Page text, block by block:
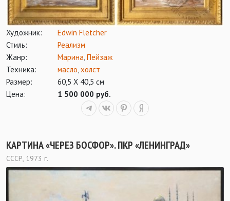
Художник:
Edwin Fletcher
Стиль:
Реализм
Жанр:
Марина,Пейзаж
Техника:
масло,холст
Размер:
60,5 Х 40,5 см
Цена:
1 500 000 руб.
КАРТИНА «ЧЕРЕЗ БОСФОР». ПКР «ЛЕНИНГРАД»
СССР, 1973 г.